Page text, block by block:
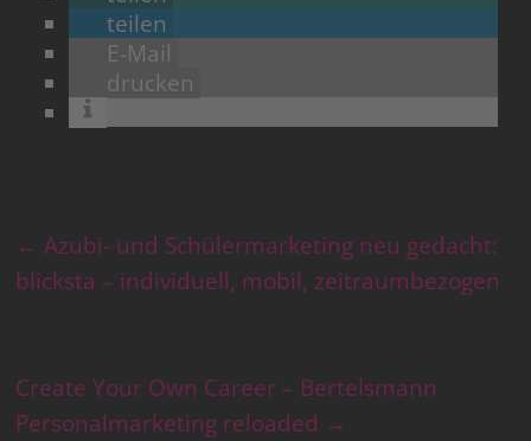
teilen
E-Mail
drucken
← Azubi- und Schülermarketing neu gedacht:
blicksta – individuell, mobil, zeitraumbezogen
Create Your Own Career – Bertelsmann
Personalmarketing reloaded →